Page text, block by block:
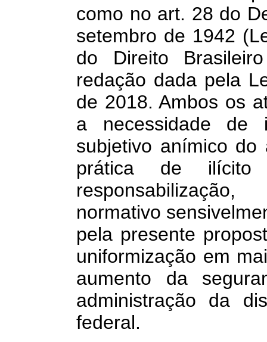
como no art. 28 do
setembro de 1942
do Direito
redação dada pela
de 2018. Ambos os
a necessidade de
subjetivo anímico do
prática de ilícito
normativo
pela presente
uniformização em
aumento da
administração da
federal.